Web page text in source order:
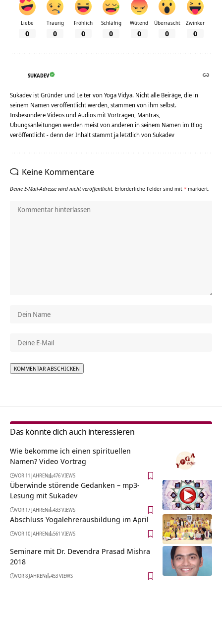
Liebe
0
Traurig
0
Fröhlich
0
Schläfrig
0
Wütend
0
Überrascht
0
Zwinker
0
SUKADEV
Sukadev ist Gründer und Leiter von Yoga Vidya. Nicht alle Beiräge, die in
seinem Namen veröffentlicht werden, stammen von ihm selbst.
Insbesondere Videos und Audios mit Vorträgen, Mantras,
Übungsanleitungen werden meist von anderen in seinem Namen im Blog
veröffentlicht - denn der Inhalt stammt ja letztlich von Sukadev
Keine Kommentare
Deine E-Mail-Adresse wird nicht veröffentlicht. Erforderliche Felder sind mit * markiert.
Das könnte dich auch interessieren
Wie bekomme ich einen spirituellen
Namen? Video Vortrag
VOR 11 JAHREN 476 VIEWS
Überwinde störende Gedanken – mp3-
Lesung mit Sukadev
VOR 17 JAHREN 433 VIEWS
Abschluss Yogalehrerausbildung im April
VOR 10 JAHREN 561 VIEWS
Seminare mit Dr. Devendra Prasad Mishra
2018
VOR 8 JAHREN 453 VIEWS